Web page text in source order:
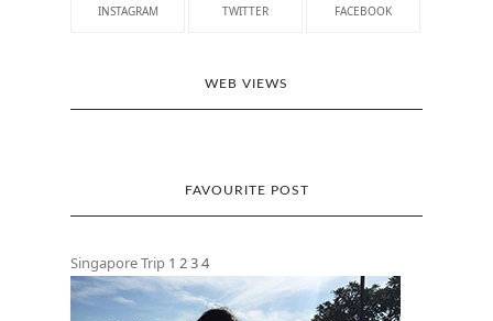
INSTAGRAM TWITTER FACEBOOK
WEB VIEWS
FAVOURITE POST
Singapore Trip 1 234